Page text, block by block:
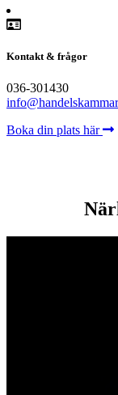
Kontakt & frågor
036-301430
Boka din plats här